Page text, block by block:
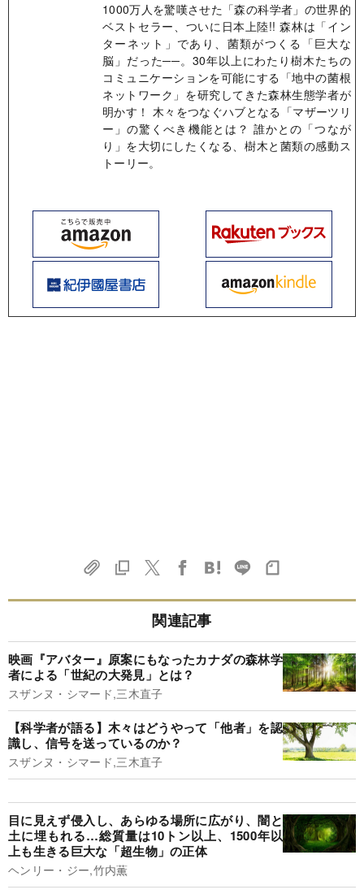
1000万人を驚嘆させた「森の科学者」の世界的
ベストセラー、ついに日本上陸!! 森林は「イン
ターネット」であり、菌類がつくる「巨大な
脳」だった──。30年以上にわたり樹木たちの
コミュニケーションを可能にする「地中の菌根
ネットワーク」を研究してきた森林生態学者が
明かす！ 木々をつなぐハブとなる「マザーツリ
ー」の驚くべき機能とは？ 誰かとの「つなが
り」を大切にしたくなる、樹木と菌類の感動ス
トーリー。
関連記事
映画『アバター』原案にもなったカナダの森林学
者による「世紀の大発見」とは？
スザンヌ・シマード,三木直子
【科学者が語る】木々はどうやって「他者」を認
識し、信号を送っているのか？
スザンヌ・シマード,三木直子
目に見えず侵入し、あらゆる場所に広がり、闇と
土に埋もれる…総質量は10トン以上、1500年以
上も生きる巨大な「超生物」の正体
ヘンリー・ジー,竹内薫